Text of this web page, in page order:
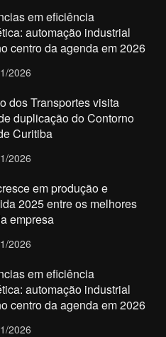
em eficiência
automação industrial
centro da agenda em 2026
2026
dos Transportes visita
duplicação do Contorno
Curitiba
2026
em produção e
2025 entre os melhores
empresa
2026
em eficiência
automação industrial
centro da agenda em 2026
2026